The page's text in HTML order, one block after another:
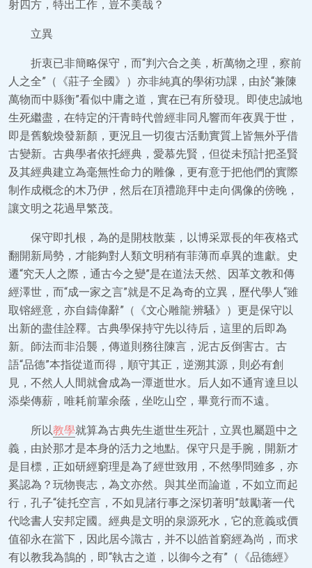
射四方，特出工作，豈不美哉？
立異
折衷已非簡略保守，而“判六合之美，析萬物之理，察前
人之全”（《莊子·全國》）亦非純真的學術功課，由於“兼陳
萬物而中縣衡”看似中庸之道，實在已有所發現。即使忠誠地
生死繼盡，在特定的汗青時代曾經非同凡響而年夜異于世，
即是舊貌煥發新顏，更況且一切復古活動實質上皆無外乎借
古變新。古典學者依托經典，愛慕先賢，但從未預計把圣賢
及其經典建立為毫無性命力的雕像，更有意于把他們的實際
制作成概念的木乃伊，然后在頂禮跪拜中走向偶像的傍晚，
讓文明之花過早繁茂。
保守即扎根，為的是開枝散葉，以博采眾長的年夜格式
翻開新局勢，才能夠對人類文明稍有菲薄而卓異的進獻。史
遷“究天人之際，通古今之變”是在道法天然、因革文教和傳
經澤世，而“成一家之言”就是不足為奇的立異，歷代學人“雖
取镕經意，亦自鑄偉辭”（《文心雕龍·辨騷》）更是保守以
出新的盡佳詮釋。古典學保持守先以待后，這里的后即為
新。師法而非沿襲，傳道則務往陳言，泥古反倒害古。古
語“品德”本指從道而得，順守其正，逆溯其源，則必有創
見，不然人人間就會成為一潭逝世水。后人如不通宵達旦以
添柴傳薪，唯耗前輩余蔭，坐吃山空，畢竟行而不遠。
所以教學就算為古典先生逝世生死計，立異也屬題中之
義，由於那才是本身的活力之地點。保守只是手腕，開新才
是目標，正如研經窮理是為了經世致用，不然學問雖多，亦
奚認為？玩物喪志，為文亦然。與其坐而論道，不如立而起
行，孔子“徒托空言，不如見諸行事之深切著明”鼓勵著一代
代唸書人安邦定國。經典是文明的泉源死水，它的意義或價
值卻永在當下，因此居今識古，并不以皓首窮經為尚，而求
有以教我為鵠的，即“執古之道，以御今之有”（《品德經》